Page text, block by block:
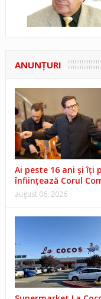
ANUNŢURI
Ai peste 16 ani și îți
înființează Corul
august 06, 2026